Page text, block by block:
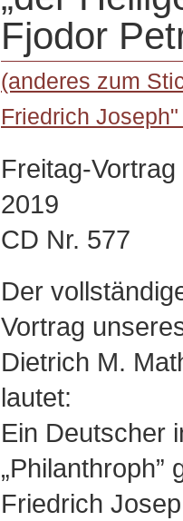
Fjodor
(anderes zum
Friedrich
Freitag-
2019
CD Nr. 577
Der
Vortrag
Dietrich M.
lautet:
Ein Deutscher
„Philanthroph”
Friedrich